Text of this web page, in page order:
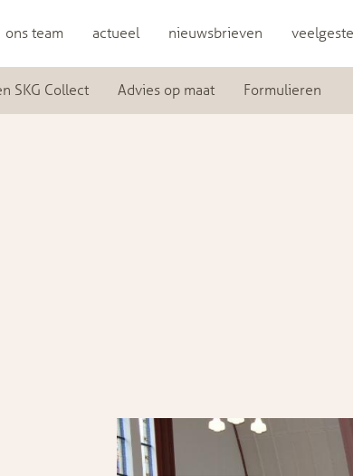
ons team actueel nieuwsbrieven
SKG Collect Advies op maat Formulieren